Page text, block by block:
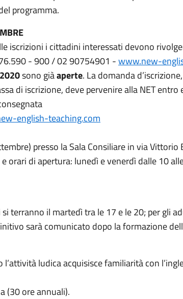
programma.
iscrizioni i cittadini interessati devono
- 900 / 02 90754901 -www.new-
sono giàaperte. La domanda
di iscrizione, deve pervenire alla NET
english-teaching.com
presso la Sala Consiliare in via Vittorio
orari di apertura: lunedì e venerdì dalle 10
terranno il martedì tra le 17 e le 20; per gli
sarà comunicato dopo la formazione
ludica acquisisce familiarità con
(30 ore annuali).